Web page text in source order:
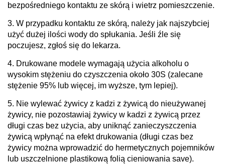
bezpośredniego kontaktu ze skórą i wietrz pomieszczenie.
3. W przypadku kontaktu ze skórą, należy jak najszybciej
użyć dużej ilości wody do spłukania. Jeśli źle się
poczujesz, zgłoś się do lekarza.
4. Drukowane modele wymagają użycia alkoholu o
wysokim stężeniu do czyszczenia około 30S (zalecane
stężenie 95% lub więcej, im wyższe, tym lepiej).
5. Nie wylewać żywicy z kadzi z żywicą do nieużywanej
żywicy, nie pozostawiaj żywicy w kadzi z żywicą przez
długi czas bez użycia, aby uniknąć zanieczyszczenia
żywicą wpłynąć na efekt drukowania (długi czas bez
żywicy można wprowadzić do hermetycznych pojemników
lub uszczelnione plastikową folią cieniowania save).